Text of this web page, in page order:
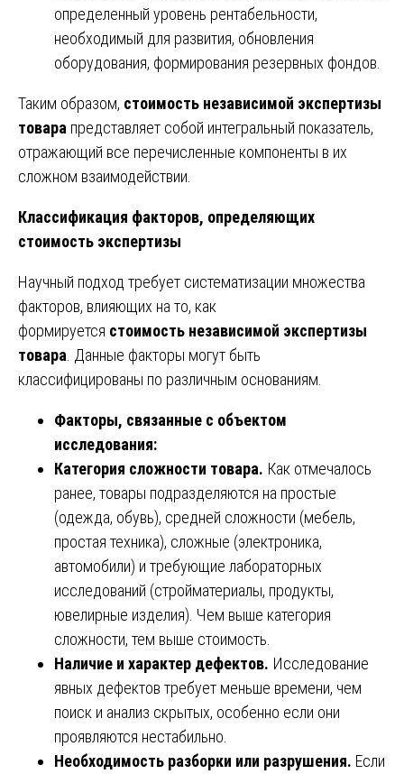
определенный уровень рентабельности,
необходимый для развития, обновления
оборудования, формирования резервных фондов.
Таким образом, стоимость независимой экспертизы
товара представляет собой интегральный показатель,
отражающий все перечисленные компоненты в их
сложном взаимодействии.
Классификация факторов, определяющих
стоимость экспертизы
Научный подход требует систематизации множества
факторов, влияющих на то, как
формируется стоимость независимой экспертизы
товара . Данные факторы могут быть
классифицированы по различным основаниям.
Факторы, связанные с объектом
исследования:
Категория сложности товара. Как отмечалось
ранее, товары подразделяются на простые
(одежда, обувь), средней сложности (мебель,
простая техника), сложные (электроника,
автомобили) и требующие лабораторных
исследований (стройматериалы, продукты,
ювелирные изделия). Чем выше категория
сложности, тем выше стоимость.
Наличие и характер дефектов. Исследование
явных дефектов требует меньше времени, чем
поиск и анализ скрытых, особенно если они
проявляются нестабильно.
Необходимость разборки или разрушения. Если